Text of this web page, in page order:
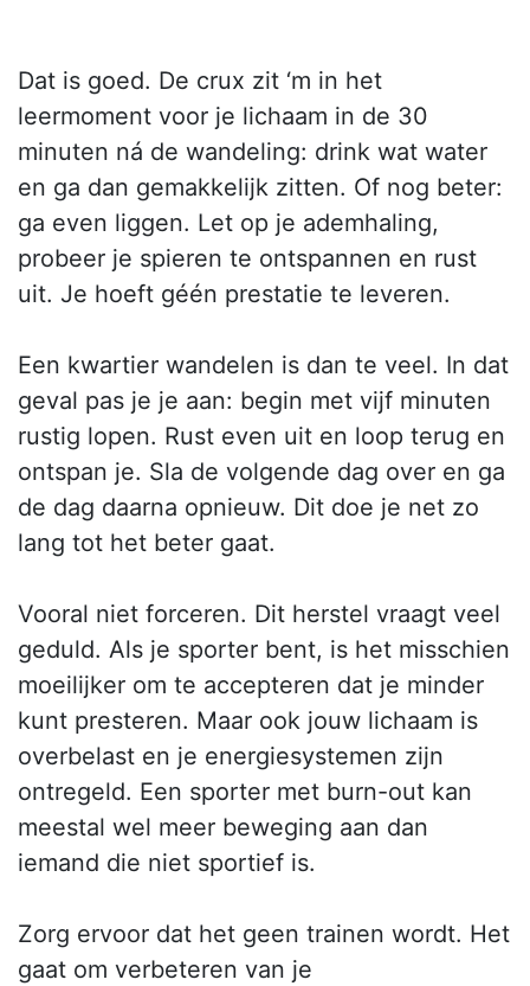
Dat is goed. De crux zit ‘m in het
leermoment voor je lichaam in de 30
minuten ná de wandeling: drink wat water
en ga dan gemakkelijk zitten. Of nog beter:
ga even liggen. Let op je ademhaling,
probeer je spieren te ontspannen en rust
uit. Je hoeft géén prestatie te leveren.
Een kwartier wandelen is dan te veel. In dat
geval pas je je aan: begin met vijf minuten
rustig lopen. Rust even uit en loop terug en
ontspan je. Sla de volgende dag over en ga
de dag daarna opnieuw. Dit doe je net zo
lang tot het beter gaat.
Vooral niet forceren. Dit herstel vraagt veel
geduld. Als je sporter bent, is het misschien
moeilijker om te accepteren dat je minder
kunt presteren. Maar ook jouw lichaam is
overbelast en je energiesystemen zijn
ontregeld. Een sporter met burn-out kan
meestal wel meer beweging aan dan
iemand die niet sportief is.
Zorg ervoor dat het geen trainen wordt. Het
gaat om verbeteren van je